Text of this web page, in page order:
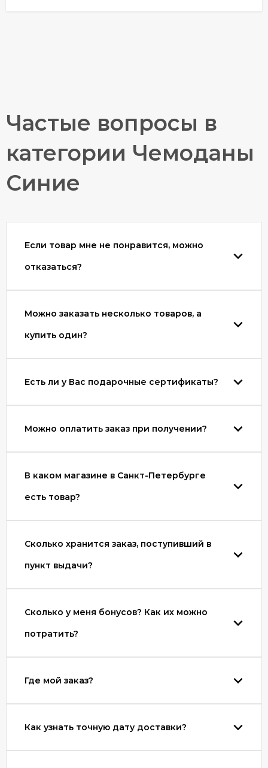
Частые вопросы в
категории Чемоданы
Синие
Если товар мне не понравится, можно
отказаться?
Можно заказать несколько товаров, а
купить один?
Есть ли у Вас подарочные сертификаты?
Можно оплатить заказ при получении?
В каком магазине в Санкт-Петербурге
есть товар?
Сколько хранится заказ, поступивший в
пункт выдачи?
Сколько у меня бонусов? Как их можно
потратить?
Где мой заказ?
Как узнать точную дату доставки?